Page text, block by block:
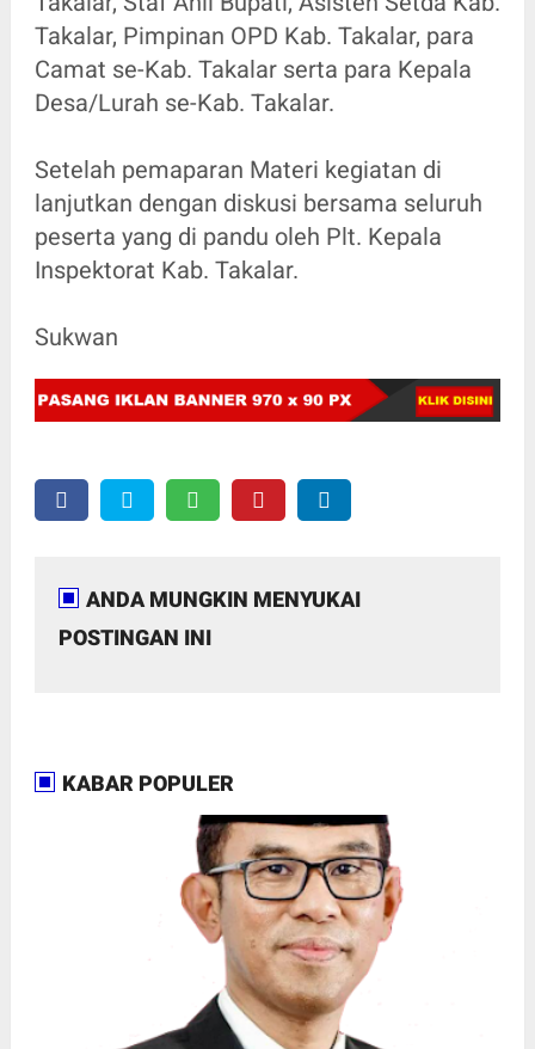
Takalar, Pimpinan OPD Kab. Takalar, para
Camat se-Kab. Takalar serta para Kepala
Desa/Lurah se-Kab. Takalar.
Setelah pemaparan Materi kegiatan di
lanjutkan dengan diskusi bersama seluruh
peserta yang di pandu oleh Plt. Kepala
Inspektorat Kab. Takalar.
Sukwan
ANDA MUNGKIN MENYUKAI
POSTINGAN INI
KABAR POPULER